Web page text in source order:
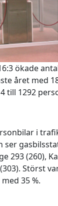
ökade
året med
till 1292
i
ser
293 (260),
Störst
35 %.